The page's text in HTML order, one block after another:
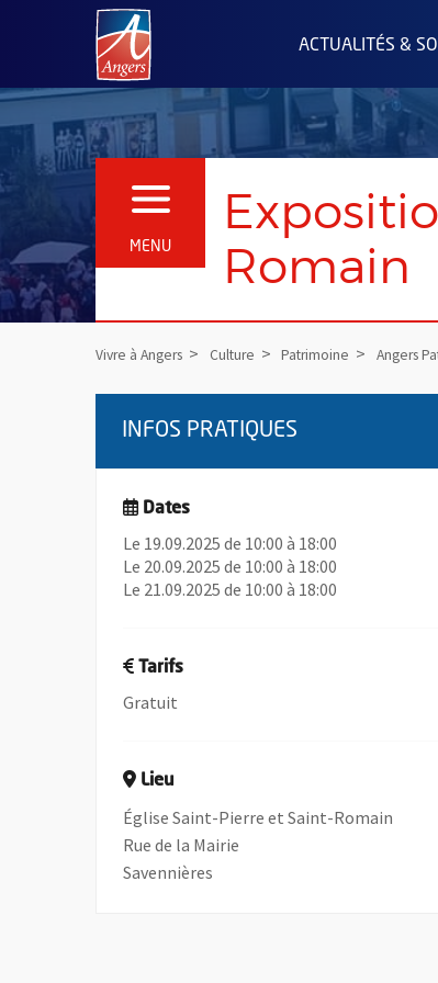
Angers.fr : Retour à l'accueil
ACTUALITÉS &
MENU
OUVRIR LE MENU
Romain
Vivre à Angers Culture Patrimoine Angers
INFOS PRATIQUES
Dates
Le 19.09.2025 de 10:00 à 18:00
Le 20.09.2025 de 10:00 à 18:00
Le 21.09.2025 de 10:00 à 18:00
Tarifs
Gratuit
Lieu
Église Saint-Pierre et Saint-Romain
Rue de la Mairie
Savennières